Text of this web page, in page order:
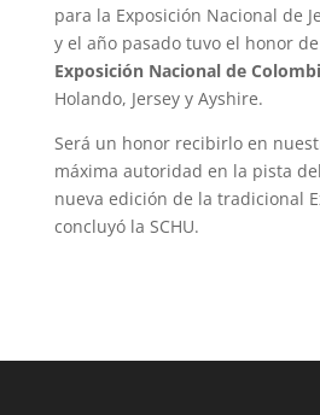
para la Exposición Nacional de
y el año pasado tuvo el honor
Exposición Nacional de
Holando, Jersey y Ayshire.
Será un honor recibirlo en
máxima autoridad en la pista
nueva edición de la tradicional
concluyó la SCHU.